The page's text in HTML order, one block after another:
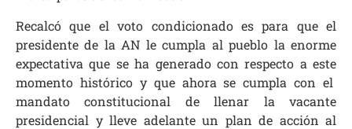
Recalcó que el voto condicionado es para que el
presidente de la AN le cumpla al pueblo la enorme
expectativa que se ha generado con respecto a este
momento histórico y que ahora se cumpla con el
mandato constitucional de llenar la vacante
presidencial y lleve adelante un plan de acción al